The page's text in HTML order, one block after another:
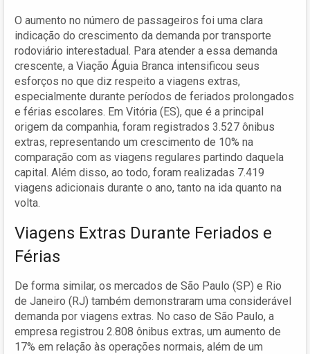
O aumento no número de passageiros foi uma clara
indicação do crescimento da demanda por transporte
rodoviário interestadual. Para atender a essa demanda
crescente, a Viação Águia Branca intensificou seus
esforços no que diz respeito a viagens extras,
especialmente durante períodos de feriados prolongados
e férias escolares. Em Vitória (ES), que é a principal
origem da companhia, foram registrados 3.527 ônibus
extras, representando um crescimento de 10% na
comparação com as viagens regulares partindo daquela
capital. Além disso, ao todo, foram realizadas 7.419
viagens adicionais durante o ano, tanto na ida quanto na
volta.
Viagens Extras Durante Feriados e
Férias
De forma similar, os mercados de São Paulo (SP) e Rio
de Janeiro (RJ) também demonstraram uma considerável
demanda por viagens extras. No caso de São Paulo, a
empresa registrou 2.808 ônibus extras, um aumento de
17% em relação às operações normais, além de um